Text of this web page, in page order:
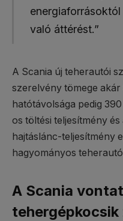
való áttérést.”
A Scania új teherautói
szerelvény tömege
hatótávolsága pedig
os töltési teljesítmény
hajtáslánc-teljesítmény
hagyományos
A Scania